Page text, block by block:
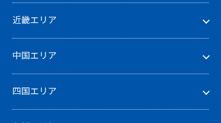
近畿エリア
中国エリア
四国エリア